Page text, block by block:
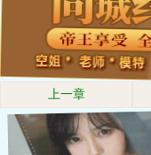
上一章